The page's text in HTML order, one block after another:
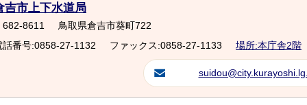
吉市上下水道局
682-8611
鳥取県倉吉市葵町722
話番号:0858-27-1132
ファックス:0858-27-1133 場所:本庁舎2階